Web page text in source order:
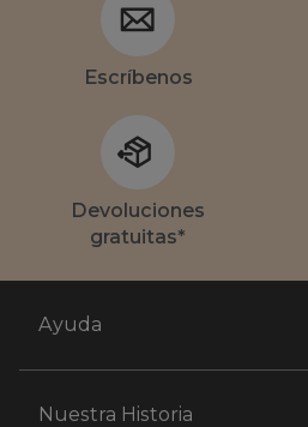
Escríbenos
Devoluciones
gratuitas*
Ayuda
Nuestra Historia